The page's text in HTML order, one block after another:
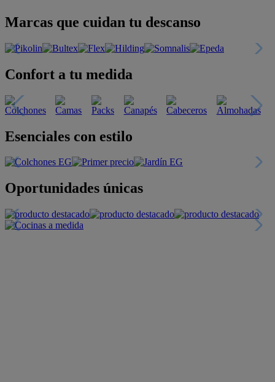
Marcas que cuidan tu descanso
Confort a tu medida
Esenciales con estilo
Oportunidades únicas